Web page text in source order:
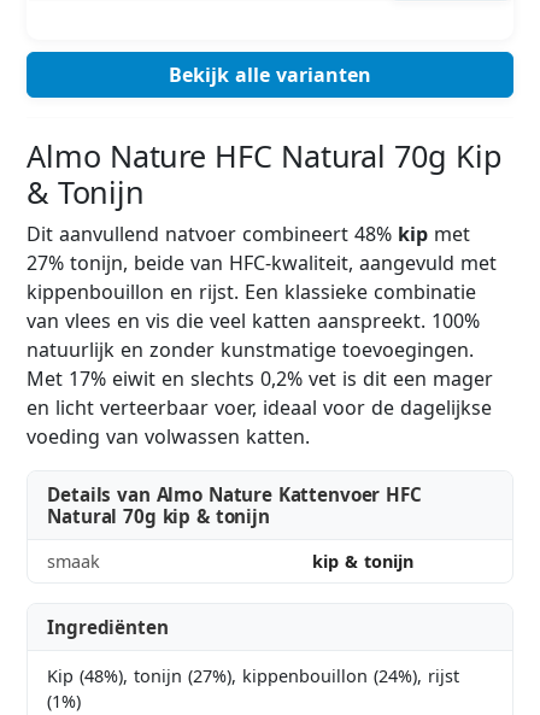
Bekijk alle varianten
Almo Nature HFC Natural 70g Kip
& Tonijn
Dit aanvullend natvoer combineert 48% kip met
27% tonijn, beide van HFC-kwaliteit, aangevuld met
kippenbouillon en rijst. Een klassieke combinatie
van vlees en vis die veel katten aanspreekt. 100%
natuurlijk en zonder kunstmatige toevoegingen.
Met 17% eiwit en slechts 0,2% vet is dit een mager
en licht verteerbaar voer, ideaal voor de dagelijkse
voeding van volwassen katten.
Details van Almo Nature Kattenvoer HFC
Natural 70g kip & tonijn
smaak kip & tonijn
Ingrediënten
Kip (48%), tonijn (27%), kippenbouillon (24%), rijst
(1%)